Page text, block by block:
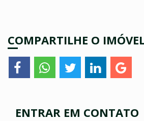
COMPARTILHE O
ENTRAR EM CONTATO